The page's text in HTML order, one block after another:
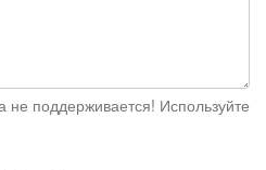
не поддерживается! Используйте